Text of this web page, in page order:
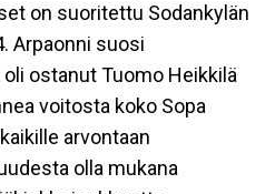
on suoritettu Sodankylän
Arpaonni suosi
ostanut Tuomo Heikkilä
voitosta koko Sopa
arvontaan
olla mukana